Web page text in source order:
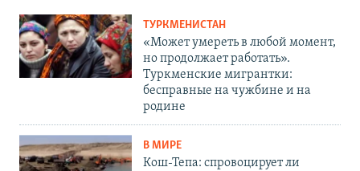
ТУРКМЕНИСТАН
«Может умереть в любой момент,
но продолжает работать».
Туркменские мигрантки:
бесправные на чужбине и на
родине
В МИРЕ
Кош-Тепа: спровоцирует ли